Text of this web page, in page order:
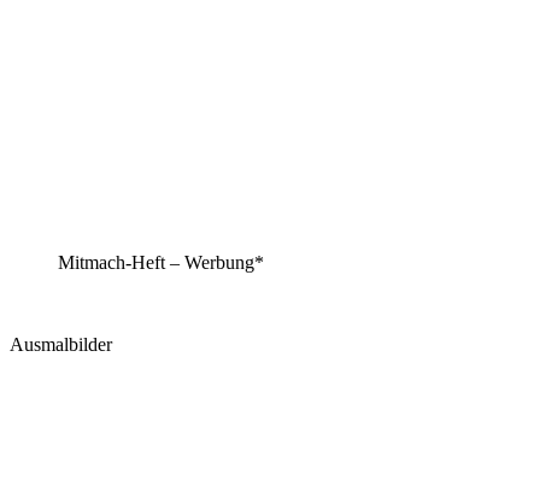
Mitmach-Heft – Werbung*
Ausmalbilder